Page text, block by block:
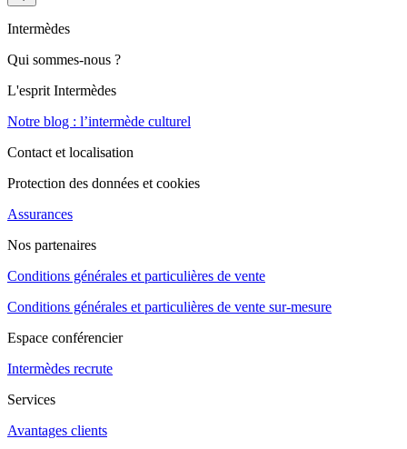
Intermèdes
Qui sommes-nous ?
L'esprit Intermèdes
Notre blog : l’intermède culturel
Contact et localisation
Protection des données et cookies
Assurances
Nos partenaires
Conditions générales et particulières de vente
Conditions générales et particulières de vente sur-mesure
Espace conférencier
Intermèdes recrute
Services
Avantages clients